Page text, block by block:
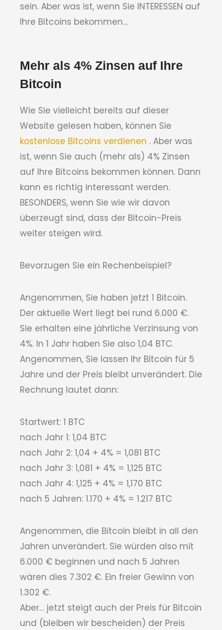
sein. Aber was ist, wenn Sie INTERESSEN auf
Ihre Bitcoins bekommen…
Mehr als 4% Zinsen auf Ihre
Bitcoin
Wie Sie vielleicht bereits auf dieser
Website gelesen haben, können Sie
kostenlose Bitcoins verdienen . Aber was
ist, wenn Sie auch (mehr als) 4% Zinsen
auf Ihre Bitcoins bekommen können. Dann
kann es richtig interessant werden.
BESONDERS, wenn Sie wie wir davon
überzeugt sind, dass der Bitcoin-Preis
weiter steigen wird.
Bevorzugen Sie ein Rechenbeispiel?
Angenommen, Sie haben jetzt 1 Bitcoin.
Der aktuelle Wert liegt bei rund 6.000 €.
Sie erhalten eine jährliche Verzinsung von
4%. In 1 Jahr haben Sie also 1,04 BTC.
Angenommen, Sie lassen Ihr Bitcoin für 5
Jahre und der Preis bleibt unverändert. Die
Rechnung lautet dann:
Startwert: 1 BTC
nach Jahr 1: 1,04 BTC
nach Jahr 2: 1,04 + 4% = 1,081 BTC
nach Jahr 3: 1,081 + 4% = 1,125 BTC
nach Jahr 4: 1,125 + 4% = 1,170 BTC
nach 5 Jahren: 1.170 + 4% = 1.217 BTC
Angenommen, die Bitcoin bleibt in all den
Jahren unverändert. Sie würden also mit
6.000 € beginnen und nach 5 Jahren
wären dies 7.302 €. Ein freier Gewinn von
1.302 €.
Aber… jetzt steigt auch der Preis für Bitcoin
und (bleiben wir bescheiden) der Preis